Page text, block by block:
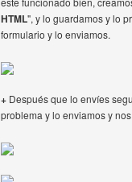
HTML", y lo guardamos y lo
formulario y lo enviamos.
+ Después que lo envíes
problema y lo enviamos y